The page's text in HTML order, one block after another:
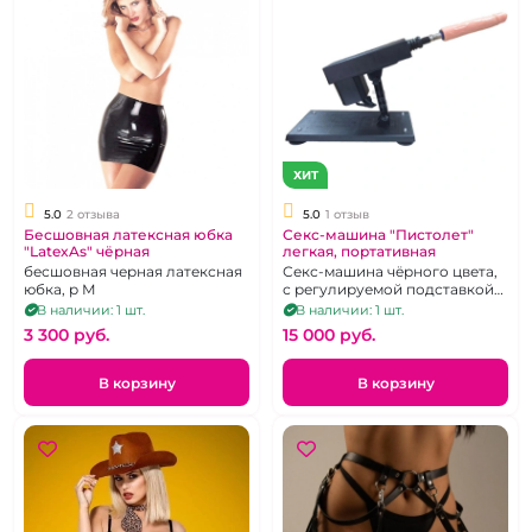
5.0 2 отзыва
Бесшовная латексная юбка
"LatexAs" чёрная
бесшовная черная латексная
юбка, р М
В наличии: 1 шт.
3 300 pуб.
В корзину
ХИТ
5.0 1 отзыв
Секс-машина "Пистолет"
легкая, портативная
Секс-машина чёрного цвета,
с регулируемой подставкой
на присоске, на пульте
управления
В наличии: 1 шт.
15 000 pуб.
В корзину